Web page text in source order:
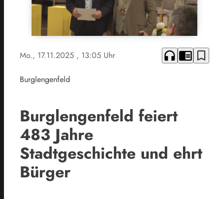
Mo., 17.11.2025 , 13:05 Uhr headphones chrome_reader_mode bookmark_border
Burglengenfeld
Burglengenfeld feiert
483 Jahre
Stadtgeschichte und ehrt
Bürger